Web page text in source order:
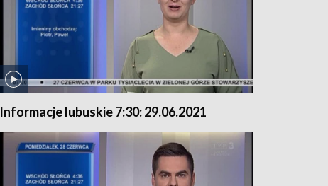
Informacje lubuskie 7:30: 29.06.2021